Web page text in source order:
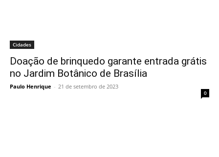
Cidades
Doação de brinquedo garante entrada grátis
no Jardim Botânico de Brasília
Paulo Henrique - 21 de setembro de 2023
0